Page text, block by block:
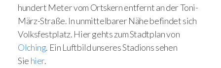
hundert Meter vom Ortskern entfernt an der Toni-
März-Straße. In unmittelbarer Nähe befindet sich
Volksfestplatz. Hier gehts zum Stadtplan von
Olching. Ein Luftbild unseres Stadions sehen
Sie hier.